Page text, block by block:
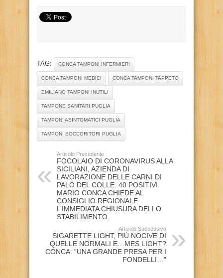
TAG: CONCA TAMPONI INFERMIERI
CONCA TAMPONI MEDICI CONCA TAMPONI TAPPETO
EMILIANO TAMPONI INUTILI
TAMPONE SANITARI PUGLIA
TAMPONI ASINTOMATICI PUGLIA
TAMPONI SOCCORITORI PUGLIA
Articolo Precedente
FOCOLAIO DI CORONAVIRUS ALLA
SICILIANI, AZIENDA DI
LAVORAZIONE DELLE CARNI DI
PALO DEL COLLE: 40 POSITIVI.
MARIO CONCA CHIEDE AL
CONSIGLIO REGIONALE
L’IMMEDIATA CHIUSURA DELLO
STABILIMENTO.
Articolo Successivo
SIGARETTE LIGHT, PIÙ NOCIVE DI
QUELLE NORMALI E…MES LIGHT?
CONCA: ”UNA GRANDE PRESA PER I
FONDELLI…”